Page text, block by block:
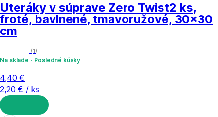
Uteráky v súprave Zero Twist2 ks,
froté, bavlnené, tmavoružové, 30x30
cm
(1 )
Na sklade
Posledné kúsky
4,40 €
2,20 € / ks